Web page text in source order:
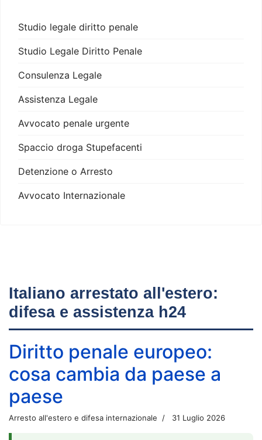
Studio legale diritto penale
Studio Legale Diritto Penale
Consulenza Legale
Assistenza Legale
Avvocato penale urgente
Spaccio droga Stupefacenti
Detenzione o Arresto
Avvocato Internazionale
Italiano arrestato all'estero:
difesa e assistenza h24
Diritto penale europeo:
cosa cambia da paese a
paese
Arresto all'estero e difesa internazionale 31 Luglio 2026